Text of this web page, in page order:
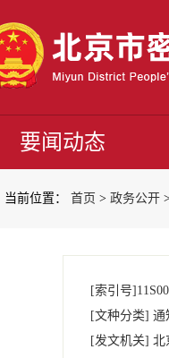
要闻动态
当前位置： 首页 > 政务公开
[索引号]
[文种分类] 通
[发文机关] 北